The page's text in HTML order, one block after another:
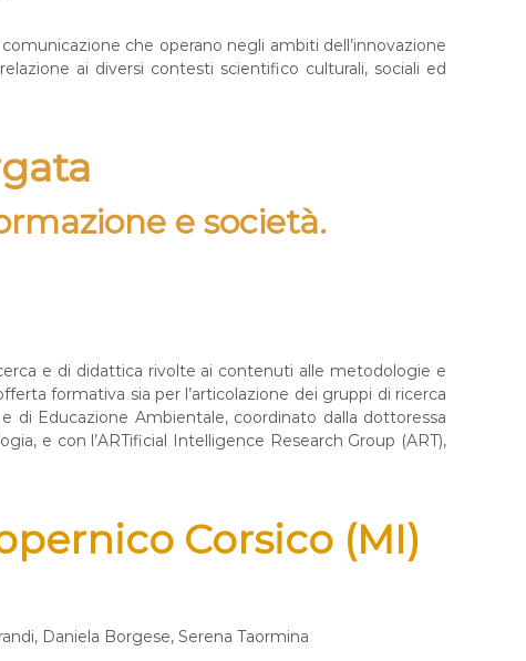
che operano negli ambiti dell’innovazione
ai diversi contesti scientifico culturali, sociali ed
e società.
e di didattica rivolte ai contenuti alle metodologie e
formativa sia per l’articolazione dei gruppi di ricerca
di Educazione Ambientale, coordinato dalla dottoressa
e con l’ARTificial Intelligence Research Group (ART),
Corsico (MI)
Daniela Borgese, Serena Taormina